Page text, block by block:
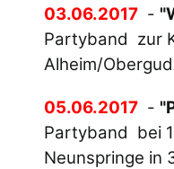
03.06.2017 -
Partyband zur
Alheim/
05.06.2017 -
Partyband bei
Neunspringe in